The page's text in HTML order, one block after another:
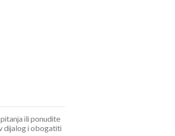
ili ponudite
dijalog i obogatiti